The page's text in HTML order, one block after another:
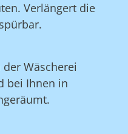
Verlängert die
Wäscherei
bei Ihnen in